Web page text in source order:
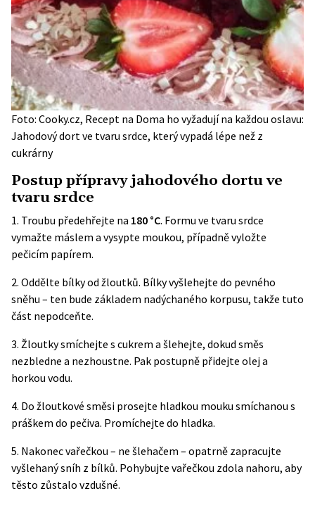
Foto: Cooky.cz, Recept na Doma ho vyžadují na každou oslavu:
Jahodový dort ve tvaru srdce, který vypadá lépe než z
cukrárny
Postup přípravy jahodového dortu ve
tvaru srdce
1. Troubu předehřejte na 180 °C. Formu ve tvaru srdce
vymažte máslem a vysypte moukou, případně vyložte
pečicím papírem.
2. Oddělte bílky od žloutků. Bílky vyšlehejte do pevného
sněhu – ten bude základem nadýchaného korpusu, takže tuto
část nepodceňte.
3. Žloutky smíchejte s cukrem a šlehejte, dokud směs
nezbledne a nezhoustne. Pak postupně přidejte olej a
horkou vodu.
4. Do žloutkové směsi prosejte hladkou mouku smíchanou s
práškem do pečiva. Promíchejte do hladka.
5. Nakonec vařečkou – ne šlehačem – opatrně zapracujte
vyšlehaný sníh z bílků. Pohybujte vařečkou zdola nahoru, aby
těsto zůstalo vzdušné.